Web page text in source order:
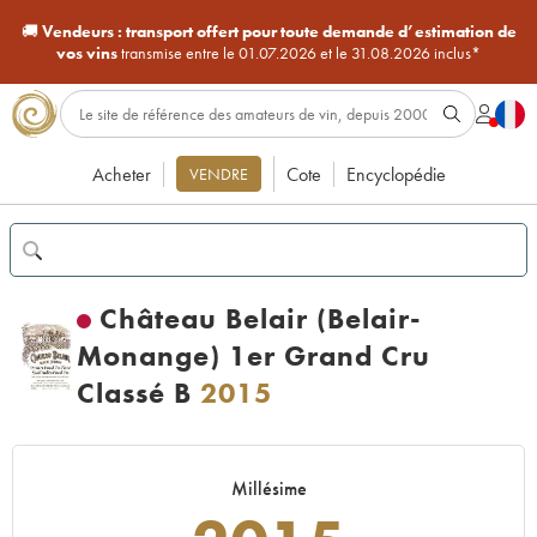
🚚Vendeurs : transport offert pour toute demande d’estimation de
vos vinstransmise entre le 01.07.2026 et le 31.08.2026 inclus*
Acheter VENDRE Cote Encyclopédie
Château Belair (Belair-
Monange) 1er Grand Cru
Classé B 2015
Millésime